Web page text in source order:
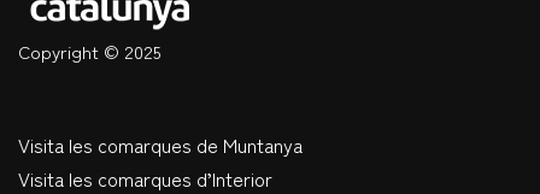
Copyright © 2025
Visita les comarques de Muntanya
Visita les comarques d’Interior